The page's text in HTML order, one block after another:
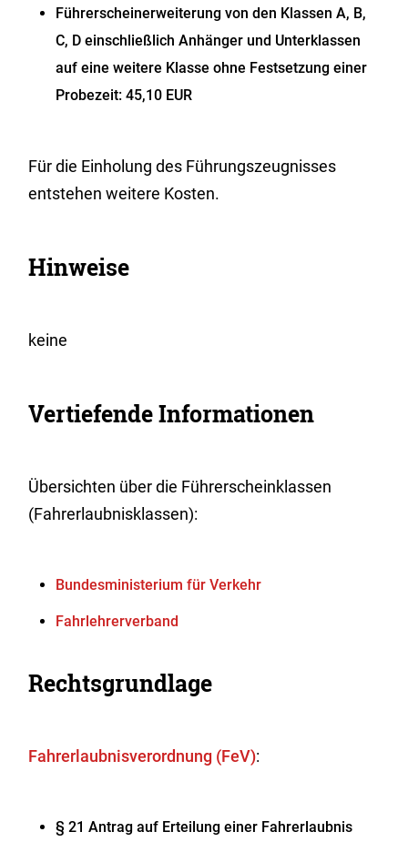
Führerscheinerweiterung von den Klassen A, B,
C, D einschließlich Anhänger und Unterklassen
auf eine weitere Klasse ohne Festsetzung einer
Probezeit: 45,10 EUR
Für die Einholung des Führungszeugnisses
entstehen weitere Kosten.
Hinweise
keine
Vertiefende Informationen
Übersichten über die Führerscheinklassen
(Fahrerlaubnisklassen):
Bundesministerium für Verkehr
Fahrlehrerverband
Rechtsgrundlage
Fahrerlaubnisverordnung (FeV):
§ 21 Antrag auf Erteilung einer Fahrerlaubnis